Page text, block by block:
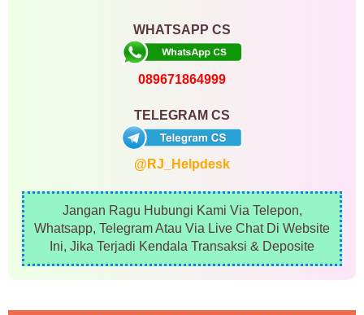
WHATSAPP CS
089671864999
TELEGRAM CS
@RJ_Helpdesk
Jangan Ragu Hubungi Kami Via Telepon,
Whatsapp, Telegram Atau Via Live Chat Di Website
Ini, Jika Terjadi Kendala Transaksi & Deposite